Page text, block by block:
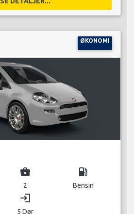
ØKONOMI
business_center
2
local_gas_station
Bensin
login
5 Dør